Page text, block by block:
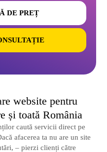
DE PREȚ
website pentru
și toată România
caută servicii direct pe
afacerea ta nu are un site
– pierzi clienți către